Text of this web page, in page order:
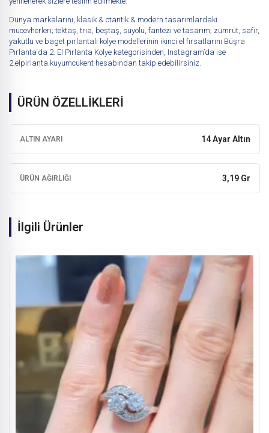
Dünya markalarını, klasik & otantik & modern tasarımlardaki
mücevherleri; tektaş, tria, beştaş, suyolu, fantezi ve tasarım; zümrüt, safir,
yakutlu ve baget pırlantalı kolye modellerinin ikinci el fırsatlarını Büşra
Pırlanta‘da 2. El Pırlanta Kolye kategorisinden, Instagram’da ise
2.elpirlanta.kuyumcukent hesabından takip edebilirsiniz.
ÜRÜN ÖZELLİKLERİ
ALTIN AYARI 14 Ayar Altın
ÜRÜN AĞIRLIĞI 3,19 Gr
İlgili Ürünler